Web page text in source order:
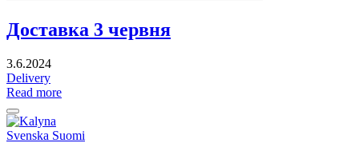
Доставка 3 червня
3.6.2024
Delivery
Read more
Back
to
top
Social
Svenska Suomi